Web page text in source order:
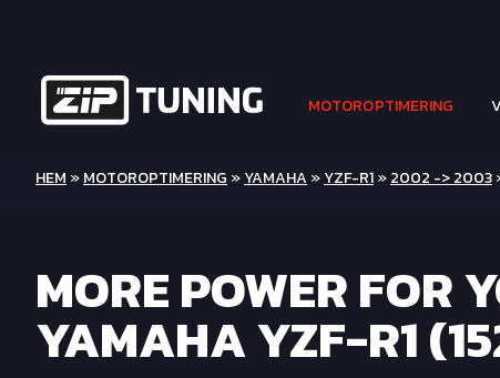
MOTOROPTIMERING
HEM »MOTOROPTIMERING »YAMAHA »YZF-R1»2002 -> 2003
MORE POWER FOR
YAMAHA YZF-R1